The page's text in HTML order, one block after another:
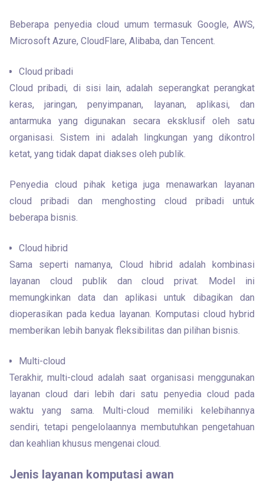
Beberapa penyedia cloud umum termasuk Google, AWS,
Microsoft Azure, CloudFlare, Alibaba, dan Tencent.
Cloud pribadi
Cloud pribadi, di sisi lain, adalah seperangkat perangkat
keras, jaringan, penyimpanan, layanan, aplikasi, dan
antarmuka yang digunakan secara eksklusif oleh satu
organisasi. Sistem ini adalah lingkungan yang dikontrol
ketat, yang tidak dapat diakses oleh publik.
Penyedia cloud pihak ketiga juga menawarkan layanan
cloud pribadi dan menghosting cloud pribadi untuk
beberapa bisnis.
Cloud hibrid
Sama seperti namanya, Cloud hibrid adalah kombinasi
layanan cloud publik dan cloud privat. Model ini
memungkinkan data dan aplikasi untuk dibagikan dan
dioperasikan pada kedua layanan. Komputasi cloud hybrid
memberikan lebih banyak fleksibilitas dan pilihan bisnis.
Multi-cloud
Terakhir, multi-cloud adalah saat organisasi menggunakan
layanan cloud dari lebih dari satu penyedia cloud pada
waktu yang sama. Multi-cloud memiliki kelebihannya
sendiri, tetapi pengelolaannya membutuhkan pengetahuan
dan keahlian khusus mengenai cloud.
Jenis layanan komputasi awan